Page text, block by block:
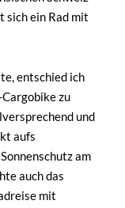
sich ein Rad mit
entschied ich
zu
und
aufs
am
auch das
mit